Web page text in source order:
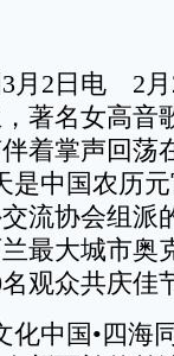
2日电 2月
著名女高音
着掌声回荡
是中国农历
流协会组派
最大城市奥
观众共庆佳
中国•四海同